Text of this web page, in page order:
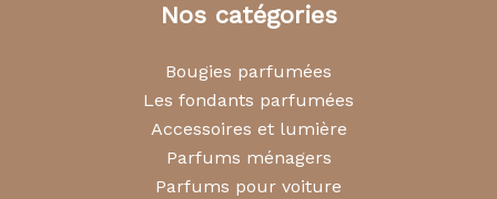
Nos catégories
Bougies parfumées
Les fondants parfumées
Accessoires et lumière
Parfums ménagers
Parfums pour voiture